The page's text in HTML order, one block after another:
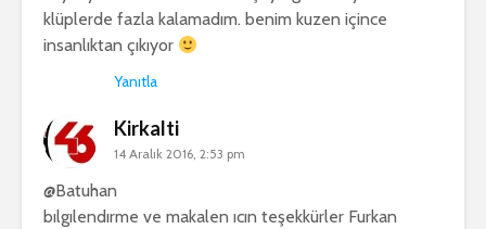
klüplerde fazla kalamadım. benim kuzen içince
insanlıktan çıkıyor
Yanıtla
Kirkalti
14 Aralık 2016, 2:53 pm
@Batuhan
bılgılendırme ve makalen ıcın teşekkürler Furkan